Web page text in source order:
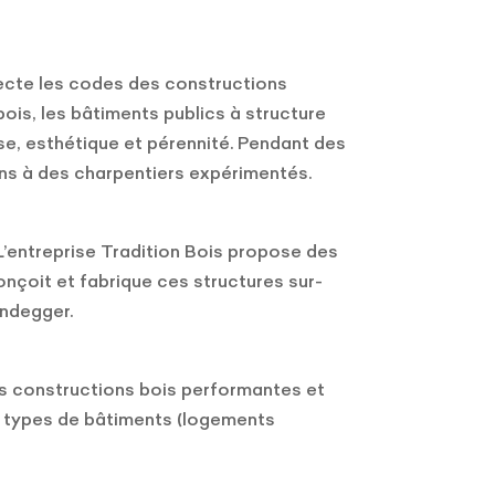
les codes des constructions
les bâtiments publics à structure
esthétique et pérennité. Pendant des
à des charpentiers expérimentés.
Tradition Bois propose des
et fabrique ces structures sur-
constructions bois performantes et
de bâtiments (logements